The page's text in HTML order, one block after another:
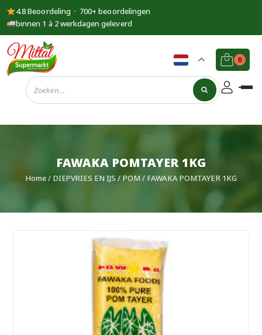
4.8 Beoordeling · 700+ beoordelingen
binnen 1 à 2 werkdagen geleverd
Supermarkt
Mittal
0
FAWAKA POMTAYER 1KG
Home/ DIEPVRIES EN IJS / POM / FAWAKA POMTAYER 1KG